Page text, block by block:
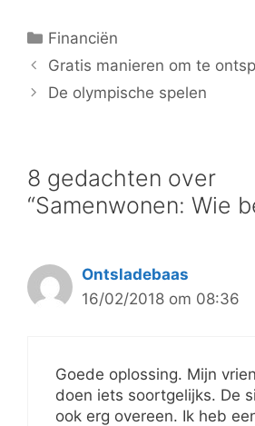
Categorieën
Financiën
Gratis manieren om te
De olympische spelen
8 gedachten over
“Samenwonen: Wie
Ontsladebaas
16/02/2018 om 08:36
Goede oplossing. Mijn
doen iets soortgelijks. De
ook erg overeen. Ik heb